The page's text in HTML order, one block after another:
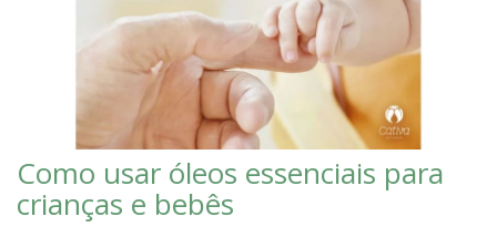
Como usar óleos essenciais para
crianças e bebês